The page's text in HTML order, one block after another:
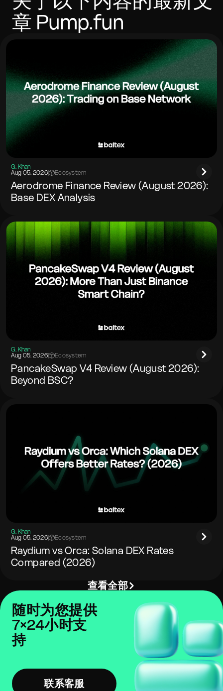
章 Pump.fun
G. Khan
Aug 05. 2026| Ecosystem
Aerodrome Finance Review (August 2026):
Base DEX Analysis
G. Khan
Aug 05. 2026| Ecosystem
PancakeSwap V4 Review (August 2026):
Beyond BSC?
G. Khan
Aug 05. 2026| Ecosystem
Raydium vs Orca: Solana DEX Rates
Compared (2026)
查看全部
随时为您提供
7×24小时支
持
联系客服